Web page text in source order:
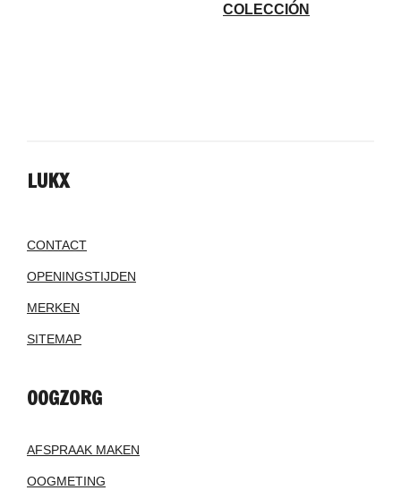
COLECCIÓN
LUKX
CONTACT
OPENINGSTIJDEN
MERKEN
SITEMAP
OOGZORG
AFSPRAAK MAKEN
OOGMETING